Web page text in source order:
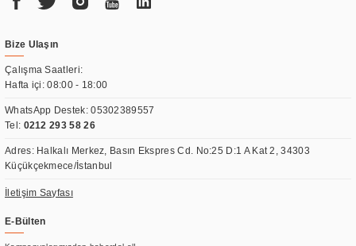
Bize Ulaşın
Çalışma Saatleri:
Hafta içi: 08:00 - 18:00
WhatsApp Destek:05302389557
Tel: 0212 293 58 26
Adres: Halkalı Merkez, Basın Ekspres Cd. No:25 D:1 A Kat 2, 34303
Küçükçekmece/İstanbul
İletişim Sayfası
E-Bülten